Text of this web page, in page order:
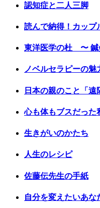
認知症と二人三脚
読んで納得！カップ
東洋医学の杜 〜 鍼
ノベルセラピーの魅
日本の親のこと「遠
心も体もブスだった
生きがいのかたち
人生のレシピ
佐藤伝先生の手紙
自分を変えたいあ